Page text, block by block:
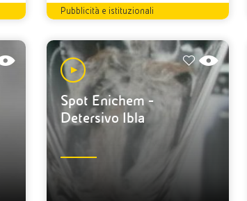
Pubblicità e istituzionali
Spot Enichem -
Detersivo Ibla